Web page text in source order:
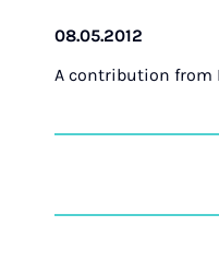
08.05.2012
A contribution from